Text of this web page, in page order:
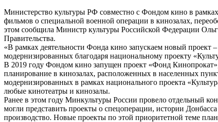
Министерство культуры РФ совместно с Фондом кино в
фильмов о специальной военной операции в кинозалах,
этом сообщила Министр культуры Российской Федерации
Правительства.
«В рамках деятельности Фонда кино запускаем новый
модернизированных благодаря национальному проекту
В 2019 году Фондом кино запущен проект «Фонд
планирование в кинозалах, расположенных в населенных
модернизированных в рамках национального проекта
любые кинотеатры и кинозалы.
Ранее в этом году Минкультуры России провело отдельный
могли представить проекты о спецоперации, истории
производство. Новые проекты по этой приоритетной теме